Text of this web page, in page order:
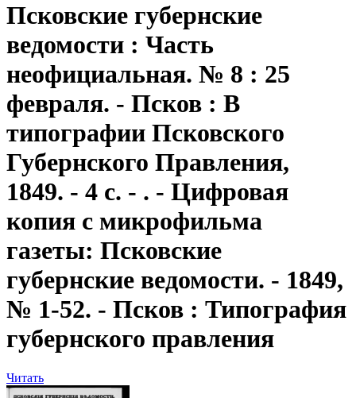
Псковские губернские
ведомости : Часть
неофициальная. № 8 : 25
февраля. - Псков : В
типографии Псковского
Губернского Правления,
1849. - 4 с. - . - Цифровая
копия с микрофильма
газеты: Псковские
губернские ведомости. - 1849,
№ 1-52. - Псков : Типография
губернского правления
Читать